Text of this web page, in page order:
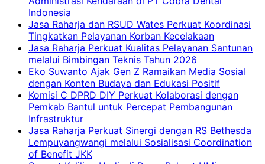
Indonesia
Jasa Raharja dan RSUD Wates Perkuat Koordinasi
Tingkatkan Pelayanan Korban Kecelakaan
Jasa Raharja Perkuat Kualitas Pelayanan Santunan
melalui Bimbingan Teknis Tahun 2026
Eko Suwanto Ajak Gen Z Ramaikan Media Sosial
dengan Konten Budaya dan Edukasi Positif
Komisi C DPRD DIY Perkuat Kolaborasi dengan
Pemkab Bantul untuk Percepat Pembangunan
Infrastruktur
Jasa Raharja Perkuat Sinergi dengan RS Bethesda
Lempuyangwangi melalui Sosialisasi Coordination
of Benefit JKK